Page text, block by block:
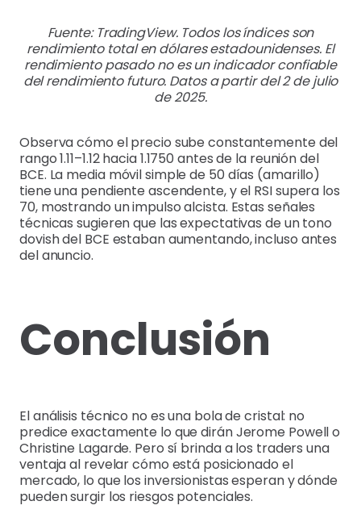
Fuente: TradingView. Todos los índices son
rendimiento total en dólares estadounidenses. El
rendimiento pasado no es un indicador confiable
del rendimiento futuro. Datos a partir del 2 de julio
de 2025.
Observa cómo el precio sube constantemente del
rango 1.11–1.12 hacia 1.1750 antes de la reunión del
BCE. La media móvil simple de 50 días (amarillo)
tiene una pendiente ascendente, y el RSI supera los
70, mostrando un impulso alcista. Estas señales
técnicas sugieren que las expectativas de un tono
dovish del BCE estaban aumentando, incluso antes
del anuncio.
Conclusión
El análisis técnico no es una bola de cristal: no
predice exactamente lo que dirán Jerome Powell o
Christine Lagarde. Pero sí brinda a los traders una
ventaja al revelar cómo está posicionado el
mercado, lo que los inversionistas esperan y dónde
pueden surgir los riesgos potenciales.